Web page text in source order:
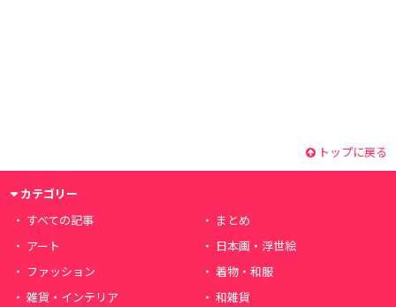
トップに戻る
カテゴリー
すべての記事
まとめ
アート
日本画・浮世絵
ファッション
着物・和服
雑貨・インテリア
和雑貨